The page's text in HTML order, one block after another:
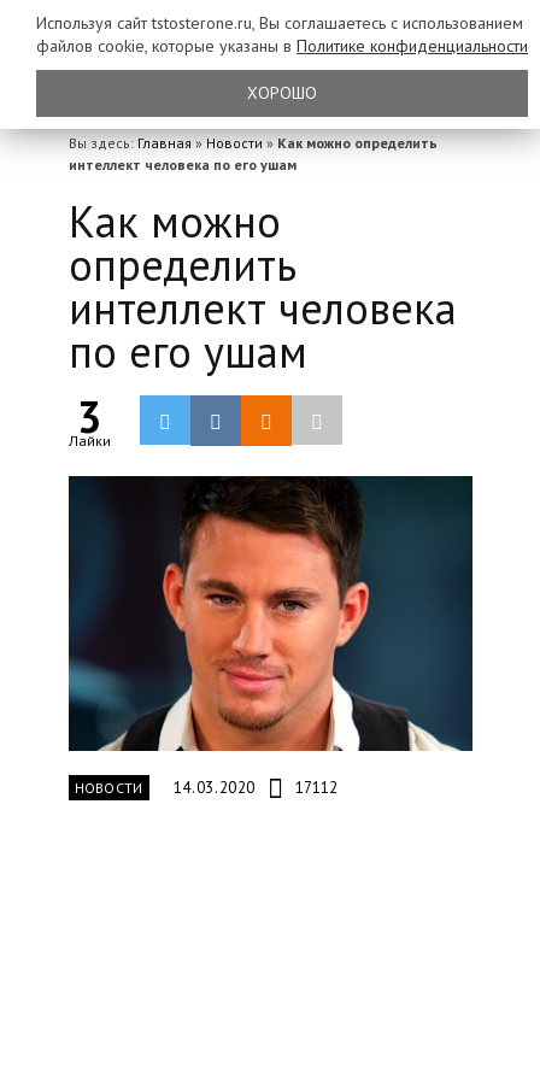
Вы здесь: Главная » Новости » Как можно определить
интеллект человека по его ушам
Как можно
определить
интеллект человека
по его ушам
3
Лайки
НОВОСТИ 14.03.2020 17112
Используя сайт tstosterone.ru, Вы соглашаетесь с использованием
файлов cookie, которые указаны в Политике конфиденциальности
ХОРОШО